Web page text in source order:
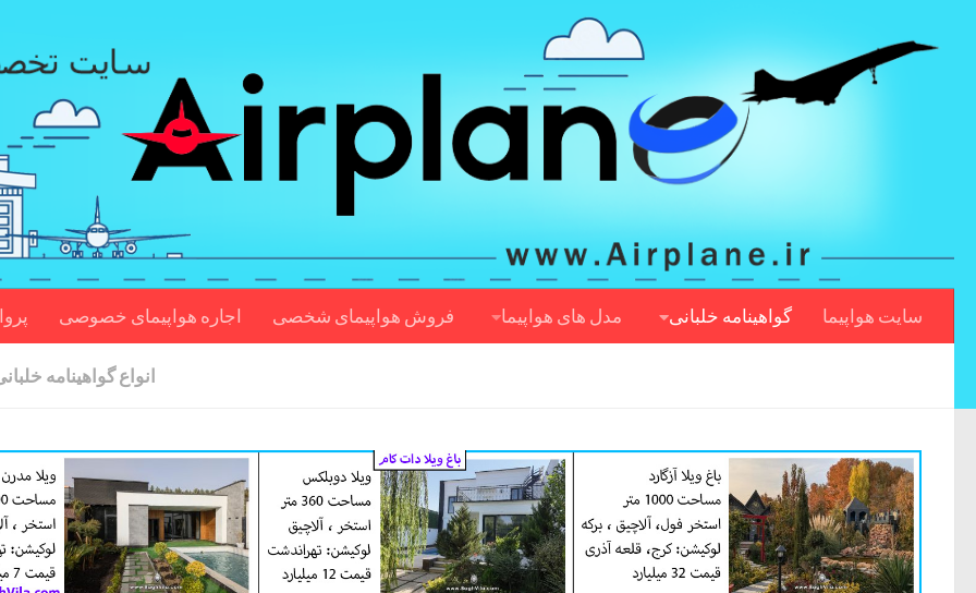
سایت هواپیما گواهینامه خلبانی مدل های هواپیما فروش هواپیمای شخصی اجاره هواپیمای خصوصی
انواع گواهینامه